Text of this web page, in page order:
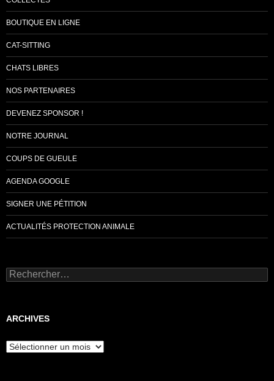
BOUTIQUE EN LIGNE
CAT-SITTING
CHATS LIBRES
NOS PARTENAIRES
DEVENEZ SPONSOR !
NOTRE JOURNAL
COUPS DE GUEULE
AGENDA GOOGLE
SIGNER UNE PÉTITION
ACTUALITÉS PROTECTION ANIMALE
Rechercher :
ARCHIVES
Archives